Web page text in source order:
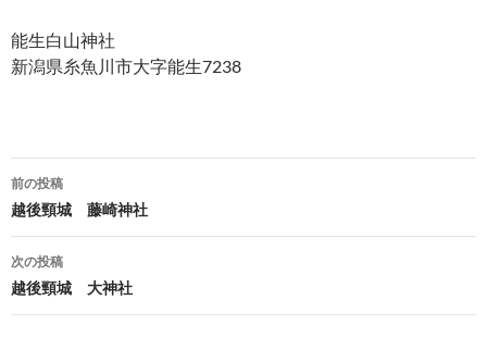
能生白山神社
新潟県糸魚川市大字能生7238
投
稿
ナ
ビ
ゲ
前の投稿
越後頸城 藤崎神社
次の投稿
越後頸城 大神社